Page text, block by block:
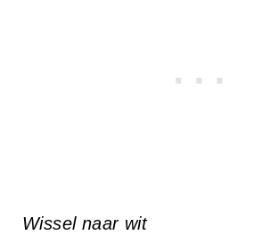
Wissel naar wit